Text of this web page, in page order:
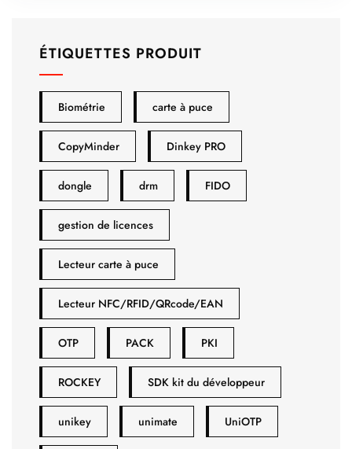
ÉTIQUETTES PRODUIT
Biométrie carte à puce
CopyMinder Dinkey PRO
dongle drm FIDO
gestion de licences
Lecteur carte à puce
Lecteur NFC/RFID/QRcode/EAN
OTP PACK PKI
ROCKEY SDK kit du développeur
unikey unimate UniOTP